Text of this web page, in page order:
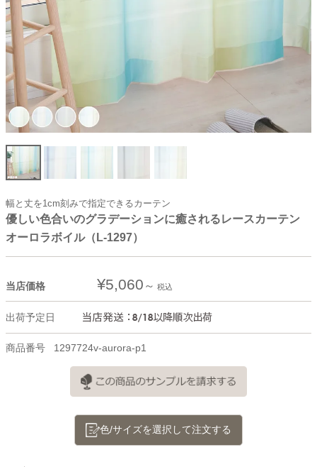
幅と丈を1cm刻みで指定できるカーテン
優しい色合いのグラデーションに癒されるレースカーテン
オーロラボイル（L-1297）
当店価格 ¥5,060 税込
出荷予定日
商品番号 1297724v-aurora-p1
色/サイズを選択して注文する